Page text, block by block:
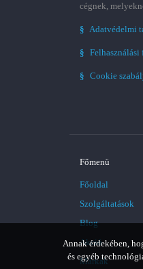
Annak érdekében,
és egyéb
cégnek,
§ Adatvédelmi
§
§ Cookie
Főmenü
Főoldal
Szolgáltatások
Blog
Akció
Márkák